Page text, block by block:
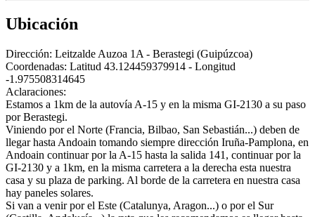
Ubicación
Dirección: Leitzalde Auzoa 1A - Berastegi (Guipúzcoa)
Coordenadas: Latitud 43.124459379914 - Longitud
-1.975508314645
Aclaraciones:
Estamos a 1km de la autovía A-15 y en la misma GI-2130 a su paso
por Berastegi.
Viniendo por el Norte (Francia, Bilbao, San Sebastián...) deben de
llegar hasta Andoain tomando siempre dirección Iruña-Pamplona, en
Andoain continuar por la A-15 hasta la salida 141, continuar por la
GI-2130 y a 1km, en la misma carretera a la derecha esta nuestra
casa y su plaza de parking. Al borde de la carretera en nuestra casa
hay paneles solares.
Si van a venir por el Este (Catalunya, Aragon...) o por el Sur